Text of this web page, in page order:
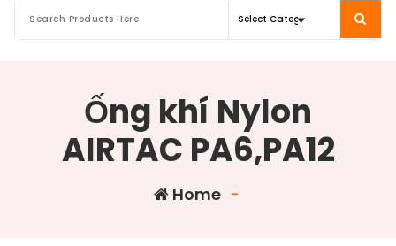
Ống khí Nylon
AIRTAC PA6,PA12
Home -